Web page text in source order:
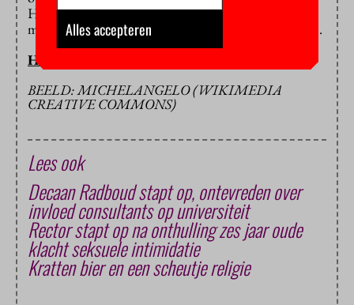
Handelshoogeschool. Halverwege de jaren tachtig
mocht de instelling zich een universiteit gaan noemen.
HOP/BB
BEELD: MICHELANGELO (WIKIMEDIA
CREATIVE COMMONS)
Lees ook
Decaan Radboud stapt op, ontevreden over
invloed consultants op universiteit
Rector stapt op na onthulling zes jaar oude
klacht seksuele intimidatie
Kratten bier en een scheutje religie
Alles accepteren